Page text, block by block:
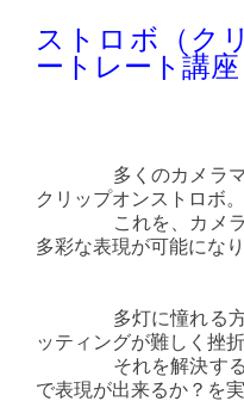
ストロボ（ク
ートレート講座
多くのカメラマン
クリップオンストロボ。
これを、カメラか
多彩な表現が可能になり
多灯に憧れる方は
ッティングが難しく挫
それを解決するた
で表現が出来るか？を